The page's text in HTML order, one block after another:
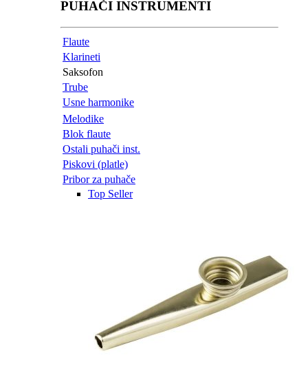
PUHAČI INSTRUMENTI
Flaute
Klarineti
Saksofon
Trube
Usne harmonike
Melodike
Blok flaute
Ostali puhači inst.
Piskovi (platle)
Pribor za puhače
Top Seller